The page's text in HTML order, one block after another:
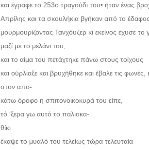
και έγραφε το 253ο τραγούδι του• ήταν ένας
Απρίλης και τα σκουλήκια βγήκαν από το
μουρμουρίζοντας Τανχόυζερ κι εκείνος έχυσε το
μαζί με το μελάνι του,
και το αίμα του πετάχτηκε πάνω στους τοίχους
και ούρλιαξε και βρυχήθηκε και έβαλε τις φωνές,
στον απο-
κάτω όροφο η σπιτονοικοκυρά του είπε,
τό ‘ξερα γω αυτό το παλιοκα-
θίκι
έκαψε το μυαλό του τελείως τώρα τελευταία